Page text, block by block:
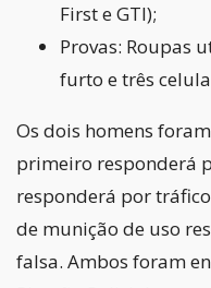
First e GTI);
Provas: Roupas
furto e três
Os dois homens
primeiro responderá
responderá por
de munição de uso
falsa. Ambos foram